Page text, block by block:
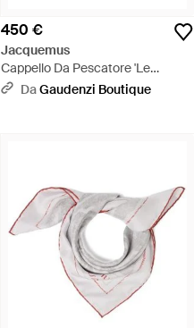
450 €
Jacquemus
Cappello Da Pescatore 'Le
Chapeau Sole' Con Ricamo Logo
DaGaudenzi Boutique